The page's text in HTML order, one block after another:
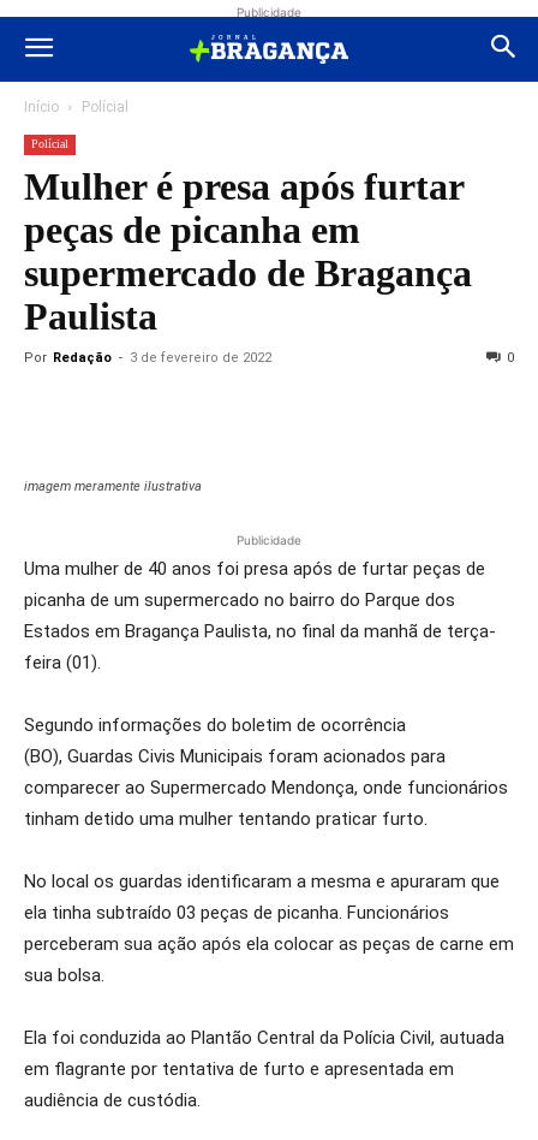
Publicidade
Início Polícial
Polícial
Mulher é presa após furtar
peças de picanha em
supermercado de Bragança
Paulista
Por Redação - 3 de fevereiro de 2022 0
imagem meramente ilustrativa
Publicidade
Uma mulher de 40 anos foi presa após de furtar peças de
picanha de um supermercado no bairro do Parque dos
Estados em Bragança Paulista, no final da manhã de terça-
feira (01).
Segundo informações do boletim de ocorrência
(BO), Guardas Civis Municipais foram acionados para
comparecer ao Supermercado Mendonça, onde funcionários
tinham detido uma mulher tentando praticar furto.
No local os guardas identificaram a mesma e apuraram que
ela tinha subtraído 03 peças de picanha. Funcionários
perceberam sua ação após ela colocar as peças de carne em
sua bolsa.
Ela foi conduzida ao Plantão Central da Polícia Civil, autuada
em flagrante por tentativa de furto e apresentada em
audiência de custódia.